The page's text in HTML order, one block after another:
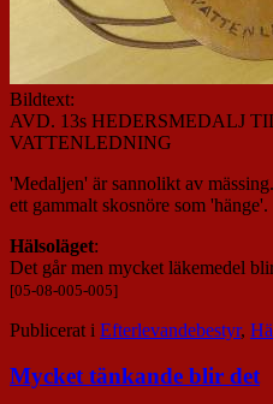
Bildtext:
AVD. 13s HEDERSMEDALJ
VATTENLEDNING
'Medaljen' är sannolikt av
ett gammalt skosnöre som 'hänge'.
Hälsoläget:
Det går men mycket läkemedel
[05-08-005-005]
Publicerat i Efterlevandebestyr,
Mycket tänkande blir det